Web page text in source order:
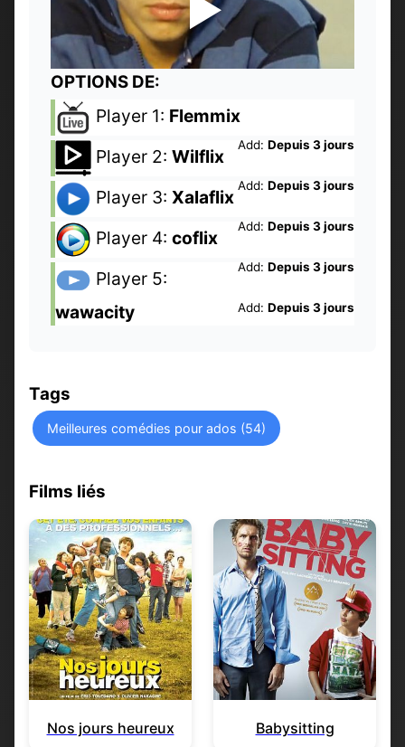
OPTIONS DE:
Player 1: Flemmix
Add: Depuis 3 jours
Player 2: Wilflix
Add: Depuis 3 jours
Player 3: Xalaflix
Add: Depuis 3 jours
Player 4: coflix
Add: Depuis 3 jours
Player 5:
wawacity
Add: Depuis 3 jours
Tags
Meilleures comédies pour ados (54)
Films liés
Nos jours heureux Babysitting